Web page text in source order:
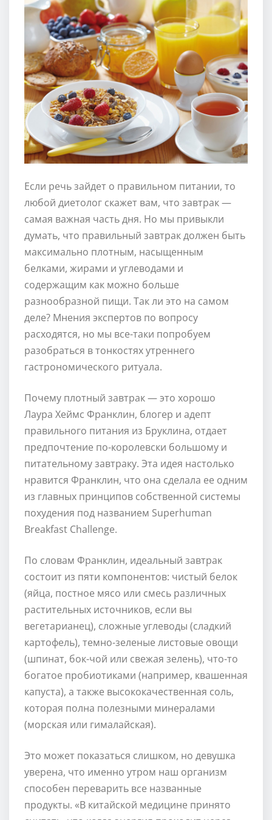
Если речь зайдет о правильном питании, то
любой диетолог скажет вам, что завтрак —
самая важная часть дня. Но мы привыкли
думать, что правильный завтрак должен быть
максимально плотным, насыщенным
белками, жирами и углеводами и
содержащим как можно больше
разнообразной пищи. Так ли это на самом
деле? Мнения экспертов по вопросу
расходятся, но мы все-таки попробуем
разобраться в тонкостях утреннего
гастрономического ритуала.
Почему плотный завтрак — это хорошо
Лаура Хеймс Франклин, блогер и адепт
правильного питания из Бруклина, отдает
предпочтение по-королевски большому и
питательному завтраку. Эта идея настолько
нравится Франклин, что она сделала ее одним
из главных принципов собственной системы
похудения под названием Superhuman
Breakfast Challenge.
По словам Франклин, идеальный завтрак
состоит из пяти компонентов: чистый белок
(яйца, постное мясо или смесь различных
растительных источников, если вы
вегетарианец), сложные углеводы (сладкий
картофель), темно-зеленые листовые овощи
(шпинат, бок-чой или свежая зелень), что-то
богатое пробиотиками (например, квашенная
капуста), а также высококачественная соль,
которая полна полезными минералами
(морская или гималайская).
Это может показаться слишком, но девушка
уверена, что именно утром наш организм
способен переварить все названные
продукты. «В китайской медицине принято